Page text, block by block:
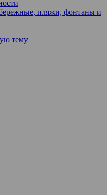
пляжи, фонтаны и
тему